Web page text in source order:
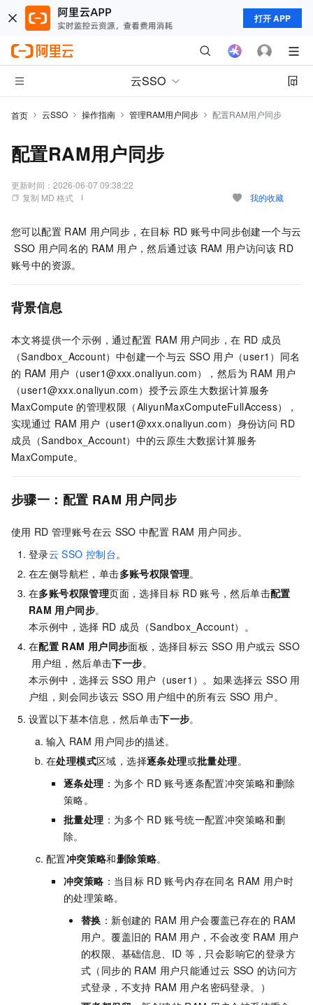
打开 APP
云SSO
首页 云SSO 操作指南 管理RAM用户同步 配置RAM用户同步
配置RAM用户同步
更新时间： 2026-06-07 09:38:22
复制 MD 格式
我的收藏
您可以配置 RAM 用户同步，在目标 RD 账号中同步创建一个与云
SSO 用户同名的 RAM 用户，然后通过该 RAM 用户访问该 RD
账号中的资源。
背景信息
本文将提供一个示例，通过配置 RAM 用户同步，在 RD 成员
（Sandbox_Account）中创建一个与云 SSO 用户（user1）同名
的 RAM 用户（user1@xxx.onaliyun.com），然后为 RAM 用户
（user1@xxx.onaliyun.com）授予云原生大数据计算服务
MaxCompute 的管理权限（AliyunMaxComputeFullAccess），
实现通过 RAM 用户（user1@xxx.onaliyun.com）身份访问 RD
成员（Sandbox_Account）中的云原生大数据计算服务
MaxCompute。
步骤一：配置 RAM 用户同步
使用 RD 管理账号在云 SSO 中配置 RAM 用户同步。
登录云 SSO 控制台。
在左侧导航栏，单击多账号权限管理。
在多账号权限管理页面，选择目标 RD 账号，然后单击配置
RAM 用户同步。
本示例中，选择 RD 成员（Sandbox_Account）。
在配置 RAM 用户同步面板，选择目标云 SSO 用户或云 SSO
用户组，然后单击下一步。
本示例中，选择云 SSO 用户（user1）。如果选择云 SSO 用
户组，则会同步该云 SSO 用户组中的所有云 SSO 用户。
设置以下基本信息，然后单击下一步。
输入 RAM 用户同步的描述。
在处理模式区域，选择逐条处理或批量处理。
逐条处理 ：为多个 RD 账号逐条配置冲突策略和删除
策略。
批量处理 ：为多个 RD 账号统一配置冲突策略和删
除。
配置冲突策略和删除策略。
冲突策略 ：当目标 RD 账号内存在同名 RAM 用户时
的处理策略。
替换 ：新创建的 RAM 用户会覆盖已存在的 RAM
用户。覆盖旧的 RAM 用户，不会改变 RAM 用户
的权限、基础信息、ID 等，只会影响它的登录方
式（同步的 RAM 用户只能通过云 SSO 的访问方
式登录，不支持 RAM 用户名密码登录。）